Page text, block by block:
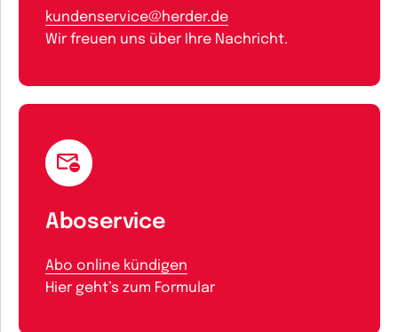
kundenservice@herder.de
Wir freuen uns über Ihre Nachricht.
Aboservice
Abo online kündigen
Hier geht’s zum Formular